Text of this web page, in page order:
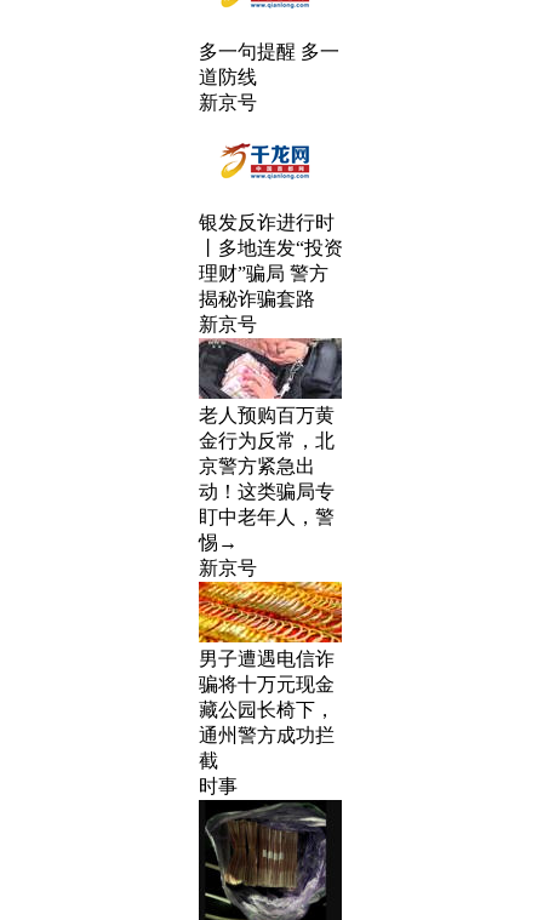
多一句提醒 多一
道防线
新京号
银发反诈进行时
丨多地连发“投资
理财”骗局 警方
揭秘诈骗套路
新京号
老人预购百万黄
金行为反常，北
京警方紧急出
动！这类骗局专
盯中老年人，警
惕→
新京号
男子遭遇电信诈
骗将十万元现金
藏公园长椅下，
通州警方成功拦
截
时事